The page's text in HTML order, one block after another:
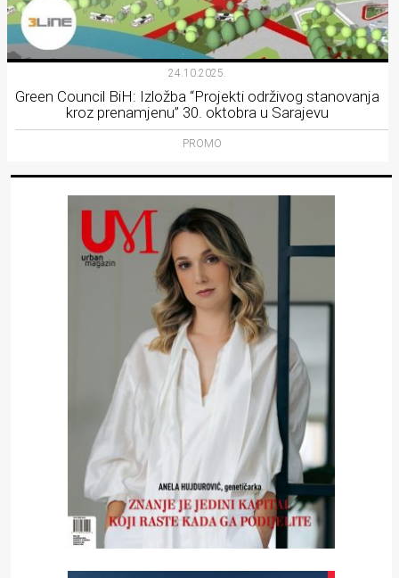
24.10.2025.
Green Council BiH: Izložba “Projekti održivog stanovanja
kroz prenamjenu” 30. oktobra u Sarajevu
PROMO